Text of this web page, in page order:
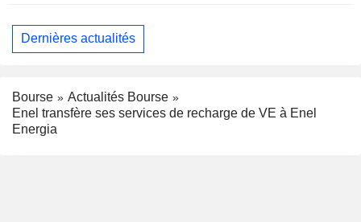
Dernières actualités
Bourse
Actualités Bourse
Enel transfère ses services de recharge de VE à Enel
Energia